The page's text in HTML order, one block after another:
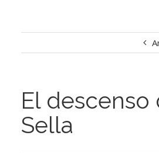
El descenso
Sella